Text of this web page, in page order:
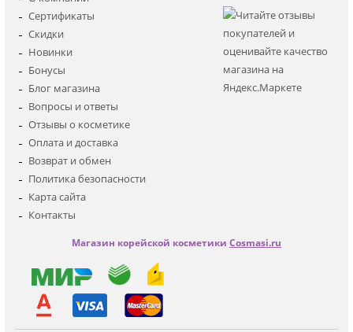
Для глаз
Для тела
Наборы
Детская
Сертификаты
Скидки
Новинки
Бонусы
Блог магазина
Вопросы и ответы
Отзывы о косметике
Оплата и доставка
Возврат и обмен
Политика безопасности
Карта сайта
Контакты
Магазин корейской косметики Cosmasi.ru